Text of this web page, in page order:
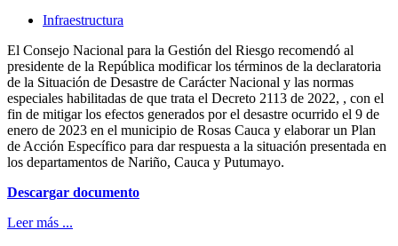
Infraestructura
El Consejo Nacional para la Gestión del Riesgo recomendó al
presidente de la República modificar los términos de la declaratoria
de la Situación de Desastre de Carácter Nacional y las normas
especiales habilitadas de que trata el Decreto 2113 de 2022, , con el
fin de mitigar los efectos generados por el desastre ocurrido el 9 de
enero de 2023 en el municipio de Rosas Cauca y elaborar un Plan
de Acción Específico para dar respuesta a la situación presentada en
los departamentos de Nariño, Cauca y Putumayo.
Descargar documento
Leer más ...